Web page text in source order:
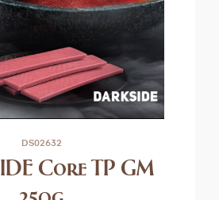
DS02632
Core TP GM